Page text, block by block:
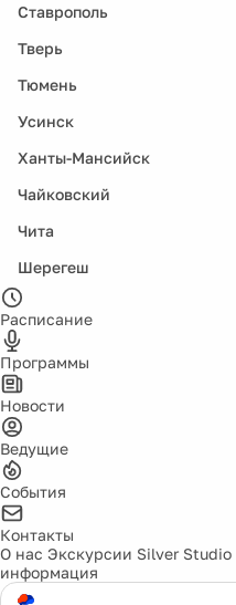
Ставрополь
Тверь
Тюмень
Усинск
Ханты-Мансийск
Чайковский
Чита
Шерегеш
Расписание
Программы
Новости
Ведущие
События
Контакты
О нас Экскурсии Silver Studio
информация